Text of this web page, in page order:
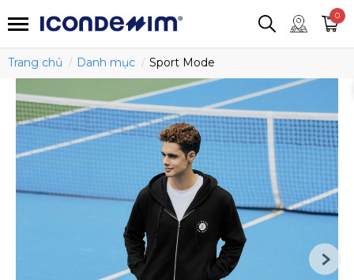
0
Trang chủ Danh mục Sport Mode